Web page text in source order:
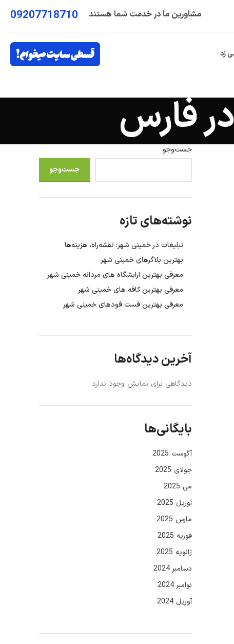
مشاورین ما در خدمت شما هستند 09207718710
زد
فارس
جست‌وجو
جست‌وجو
نوشته‌های تازه
تبلیغات در خمینی شهر: نقشه‌راه، هزینه‌ها
بهترین بلاگرهای خمینی شهر
معرفی بهترین ارایشگاه های مردانه خمینی شهر
معرفی بهترین کافه های خمینی شهر
معرفی بهترین فست فودهای خمینی شهر
آخرین دیدگاه‌ها
دیدگاهی برای نمایش وجود ندارد.
بایگانی‌ها
آگوست 2025
جولای 2025
می 2025
آوریل 2025
مارس 2025
فوریه 2025
ژانویه 2025
دسامبر 2024
نوامبر 2024
آوریل 2024